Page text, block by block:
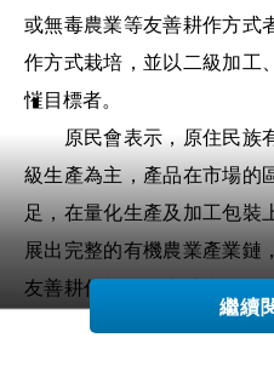
或無毒農業等友善耕作方式
作方式栽培，並以二級加工
慛目標者。
原民會表示，原住民族
級生產為主，產品在市場的
足，在量化生產及加工包裝
展出完整的有機農業產業鏈
友善耕作加值推廣計畫」協
元行銷通路及完善原住民族
繼續